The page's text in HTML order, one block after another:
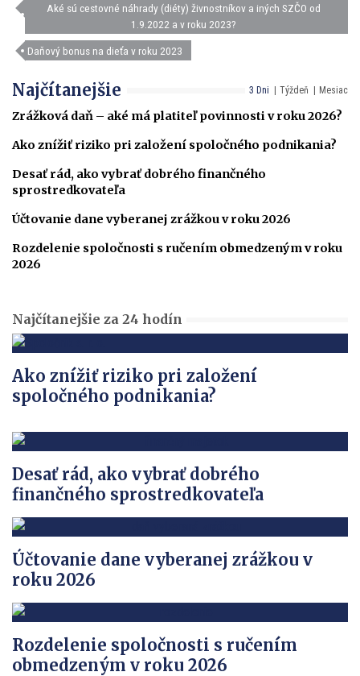
Aké sú cestovné náhrady (diéty) živnostníkov a iných SZČO od
1.9.2022 a v roku 2023?
Daňový bonus na dieťa v roku 2023
3 Dni Týždeň Mesiac
Najčítanejšie
Zrážková daň – aké má platiteľ povinnosti v roku 2026?
Ako znížiť riziko pri založení spoločného podnikania?
Desať rád, ako vybrať dobrého finančného
sprostredkovateľa
Účtovanie dane vyberanej zrážkou v roku 2026
Rozdelenie spoločnosti s ručením obmedzeným v roku
2026
Najčítanejšie za 24 hodín
Ako znížiť riziko pri založení
spoločného podnikania?
Desať rád, ako vybrať dobrého
finančného sprostredkovateľa
Účtovanie dane vyberanej zrážkou v
roku 2026
Rozdelenie spoločnosti s ručením
obmedzeným v roku 2026